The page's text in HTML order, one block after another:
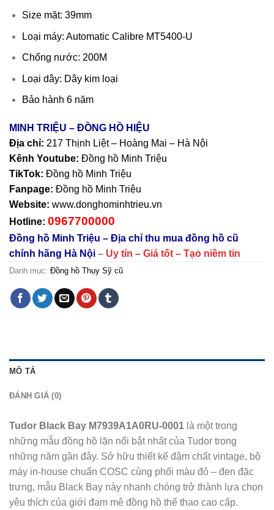
Size mặt: 39mm
Loại máy: Automatic Calibre MT5400-U
Chống nước: 200M
Loại dây: Dây kim loại
Bảo hành 6 năm
MINH TRIỆU – ĐỒNG HỒ HIỆU
Địa chỉ: 217 Thịnh Liệt – Hoàng Mai – Hà Nội
Kênh Youtube: Đồng hồ Minh Triệu
TikTok: Đồng hồ Minh Triệu
Fanpage: Đồng hồ Minh Triệu
Website: www.donghominhtrieu.vn
Hotline: 0967700000
Đồng hồ Minh Triệu – Địa chỉ thu mua đồng hồ cũ
chính hãng Hà Nội – Uy tín – Giá tốt – Tạo niềm tin
Danh mục: Đồng hồ Thụy Sỹ cũ
MÔ TẢ
ĐÁNH GIÁ (0)
Tudor Black Bay M7939A1A0RU-0001 là một trong
những mẫu đồng hồ lặn nổi bật nhất của Tudor trong
những năm gần đây. Sở hữu thiết kế đậm chất vintage, bộ
máy in-house chuẩn COSC cùng phối màu đỏ – đen đặc
trưng, mẫu Black Bay này nhanh chóng trở thành lựa chọn
yêu thích của giới đam mê đồng hồ thể thao cao cấp.